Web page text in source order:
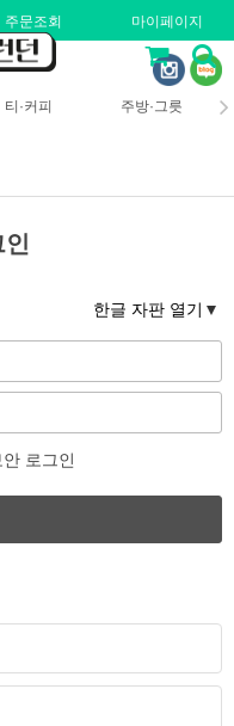
주문조회 마이페이지
티·커피 주방·그릇
한글 자판 열기
안 로그인